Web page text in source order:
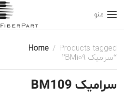
منو
Home Products tagged
“سرامیک BM109”
سرامیک BM109